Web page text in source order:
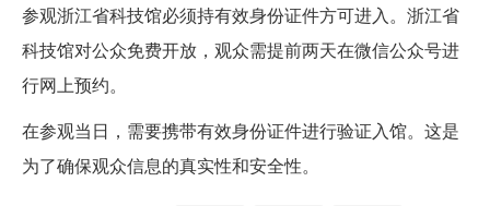
参观浙江省科技馆必须持有效身份证件方可进入。浙江省
科技馆对公众免费开放，观众需提前两天在微信公众号进
行网上预约。
在参观当日，需要携带有效身份证件进行验证入馆。这是
为了确保观众信息的真实性和安全性。